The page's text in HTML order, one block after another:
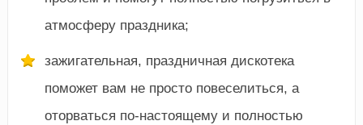
атмосферу праздника;
зажигательная, праздничная дискотека
поможет вам не просто повеселиться, а
оторваться по-настоящему и полностью